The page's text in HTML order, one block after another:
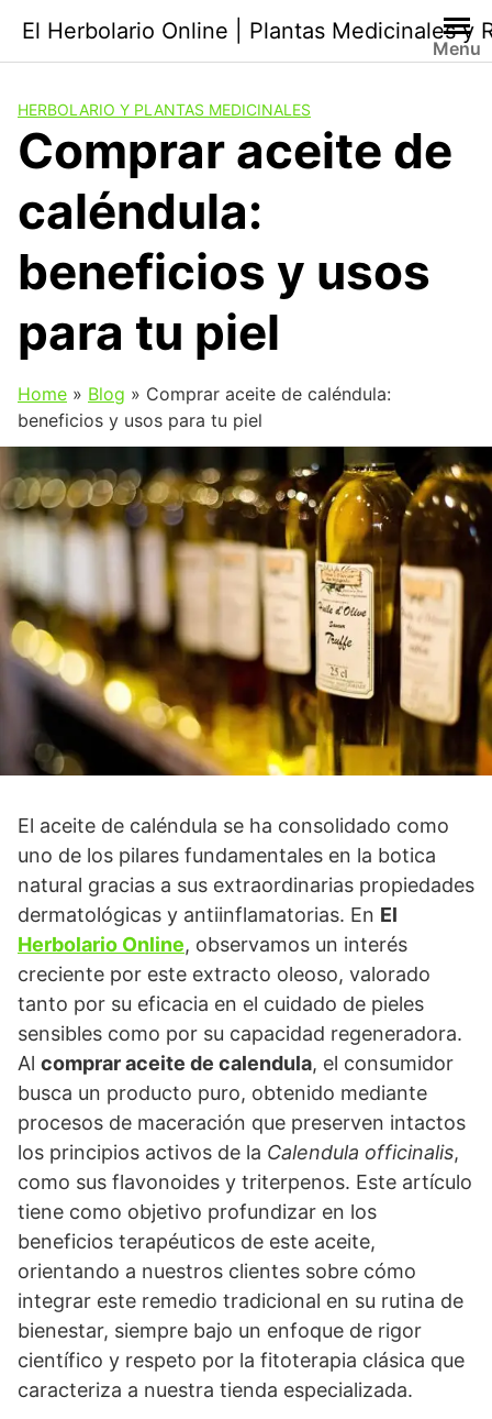
contenido
El Herbolario Online | Plantas Medicinales y
Menu
HERBOLARIO Y PLANTAS MEDICINALES
Comprar aceite de
caléndula:
beneficios y usos
para tu piel
Home » Blog » Comprar aceite de caléndula:
beneficios y usos para tu piel
El aceite de caléndula se ha consolidado como
uno de los pilares fundamentales en la botica
natural gracias a sus extraordinarias propiedades
dermatológicas y antiinflamatorias. En El
Herbolario Online, observamos un interés
creciente por este extracto oleoso, valorado
tanto por su eficacia en el cuidado de pieles
sensibles como por su capacidad regeneradora.
Al comprar aceite de calendula, el consumidor
busca un producto puro, obtenido mediante
procesos de maceración que preserven intactos
los principios activos de la Calendula officinalis,
como sus flavonoides y triterpenos. Este artículo
tiene como objetivo profundizar en los
beneficios terapéuticos de este aceite,
orientando a nuestros clientes sobre cómo
integrar este remedio tradicional en su rutina de
bienestar, siempre bajo un enfoque de rigor
científico y respeto por la fitoterapia clásica que
caracteriza a nuestra tienda especializada.